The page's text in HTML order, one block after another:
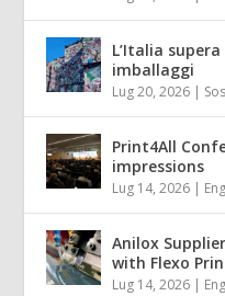
L’Italia
imballaggi
Lug 20, 2026 |
Print4All
impressions
Lug 14, 2026 |
Anilox
with Flexo
Lug 14, 2026 |